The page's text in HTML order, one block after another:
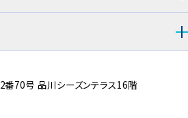
70号 品川シーズンテラス16階